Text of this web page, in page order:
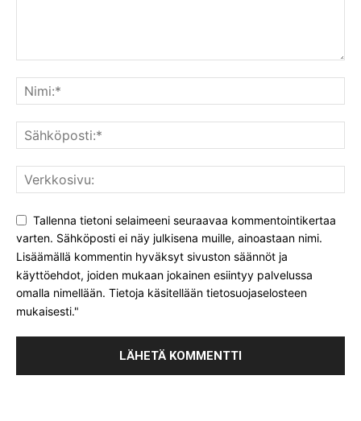
Tallenna tietoni selaimeeni seuraavaa kommentointikertaa
varten. Sähköposti ei näy julkisena muille, ainoastaan nimi.
Lisäämällä kommentin hyväksyt sivuston säännöt ja
käyttöehdot, joiden mukaan jokainen esiintyy palvelussa
omalla nimellään. Tietoja käsitellään tietosuojaselosteen
mukaisesti."